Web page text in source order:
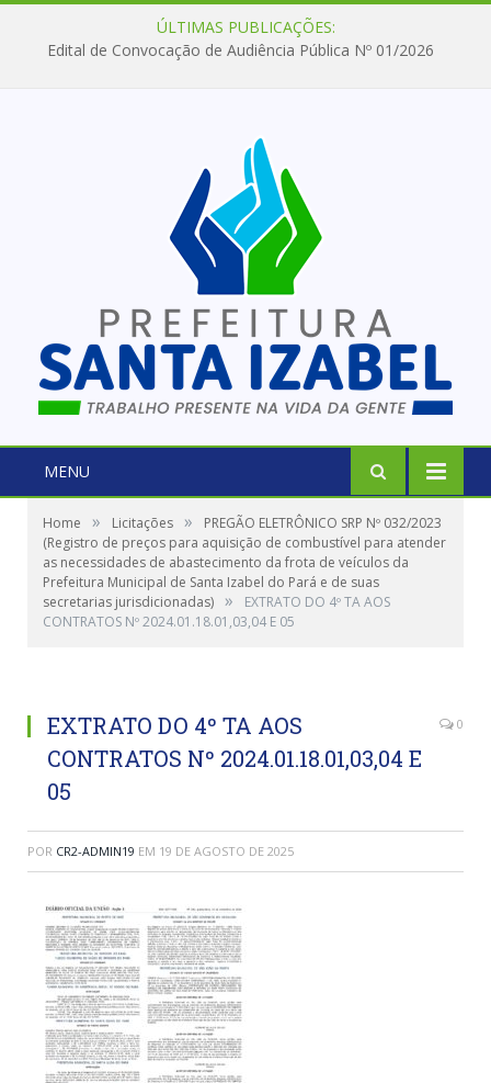
ÚLTIMAS PUBLICAÇÕES:
Edital de Convocação de Audiência Pública Nº 01/2026
MENU
Home » Licitações »
PREGÃO ELETRÔNICO SRP Nº 032/2023
(Registro de preços para aquisição de combustível para atender
as necessidades de abastecimento da frota de veículos da
Prefeitura Municipal de Santa Izabel do Pará e de suas
secretarias jurisdicionadas) »
EXTRATO DO 4º TA AOS
CONTRATOS Nº 2024.01.18.01,03,04 E 05
EXTRATO DO 4º TA AOS
CONTRATOS Nº 2024.01.18.01,03,04 E
05
0
POR CR2-ADMIN19 EM 19 DE AGOSTO DE 2025